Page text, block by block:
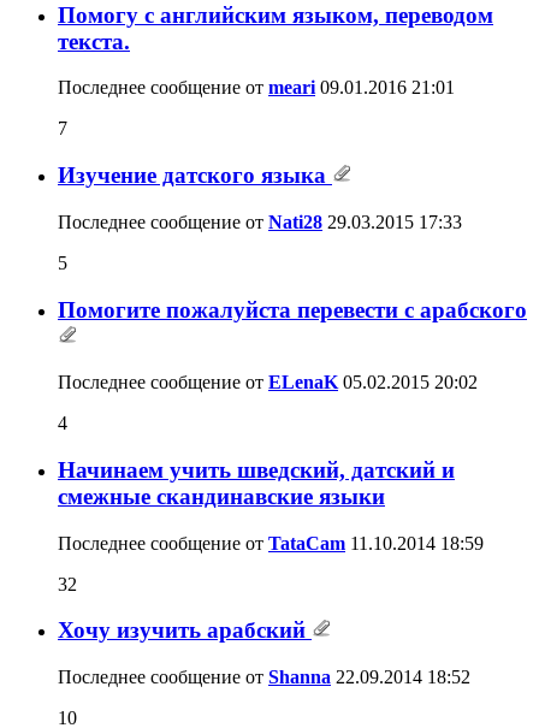
Помогу с английским языком, переводом
текста.
Последнее сообщение от meari 09.01.2016 21:01
7
Изучение датского языка
Последнее сообщение от Nati28 29.03.2015 17:33
5
Помогите пожалуйста перевести с арабского
Последнее сообщение от ELenaK 05.02.2015 20:02
4
Начинаем учить шведский, датский и
смежные скандинавские языки
Последнее сообщение от TataCam 11.10.2014 18:59
32
Хочу изучить арабский
Последнее сообщение от Shanna 22.09.2014 18:52
10